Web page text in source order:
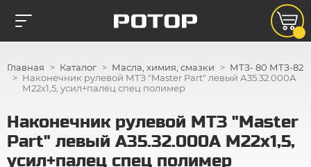
Главная Каталог Масла, химия, смазки
МТЗ- 80 МТЗ-82
Наконечник рулевой МТЗ "Master Part" левый А35.32.000А
М22х1,5, усил+палец спец полимер
Наконечник рулевой МТЗ "Master
Part" левый А35.32.000А М22х1,5,
усил+палец спец полимер